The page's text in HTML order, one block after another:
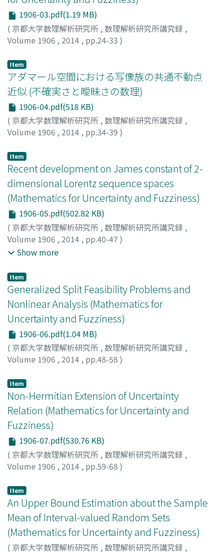
1906-03.pdf(1.19 MB)
( 京都大学数理解析研究所 , 数理解析研究所講究録 ,
Volume 1906 , 2014 , pp.24-33 )
Item
アダマール空間における写像族の共通不動点
近似 (不確実さと曖昧さの数理)
1906-04.pdf(518 KB)
( 京都大学数理解析研究所 , 数理解析研究所講究録 ,
Volume 1906 , 2014 , pp.34-39 )
Item
Recent development on James constant of 2-
dimensional Lorentz sequence spaces
(Mathematics for Uncertainty and Fuzziness)
1906-05.pdf(502.82 KB)
( 京都大学数理解析研究所 , 数理解析研究所講究録 ,
Volume 1906 , 2014 , pp.40-47 )
斎藤, 吉助;三谷, 健一
タニ, ケンイチ
Show more
Item
Generalized Split Feasibility Problems and
Nonlinear Analysis (Mathematics for
Uncertainty and Fuzziness)
1906-06.pdf(1.04 MB)
( 京都大学数理解析研究所 , 数理解析研究所講究録 ,
Volume 1906 , 2014 , pp.48-58 )
Item
Non-Hermitian Extension of Uncertainty
Relation (Mathematics for Uncertainty and
Fuzziness)
1906-07.pdf(530.76 KB)
( 京都大学数理解析研究所 , 数理解析研究所講究録 ,
Volume 1906 , 2014 , pp.59-68 )
Item
An Upper Bound Estimation about the Sample
Mean of Interval-valued Random Sets
(Mathematics for Uncertainty and Fuzziness)
( 京都大学数理解析研究所 , 数理解析研究所講究録 ,